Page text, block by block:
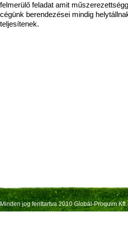
felmerülő feladat amit
cégünk berendezései mindig
teljesítenek.
Minden jog fenttartva 2010 Globál-Proquim Kft.